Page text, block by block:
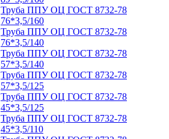
Труба ППУ ОЦ ГОСТ 8732-78
76*3,5/160
Труба ППУ ОЦ ГОСТ 8732-78
76*3,5/140
Труба ППУ ОЦ ГОСТ 8732-78
57*3,5/140
Труба ППУ ОЦ ГОСТ 8732-78
57*3,5/125
Труба ППУ ОЦ ГОСТ 8732-78
45*3,5/125
Труба ППУ ОЦ ГОСТ 8732-78
45*3,5/110